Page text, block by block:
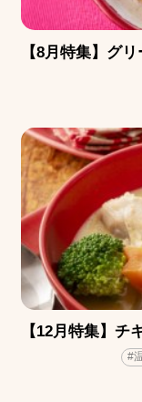
【8月特集】グ
【12月特集】チ
#